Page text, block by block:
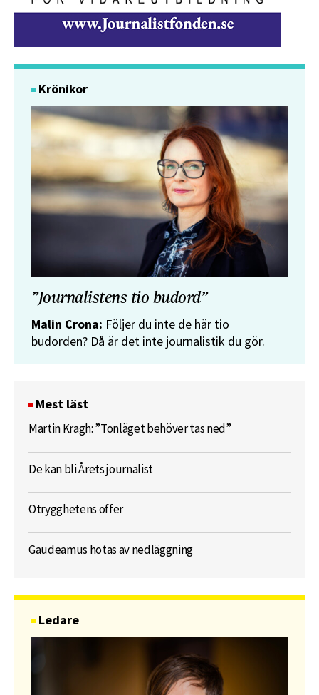
Krönikor
”Journalistens tio budord”
Malin Crona: Följer du inte de här tio
budorden? Då är det inte journalistik du gör.
Mest läst
Martin Kragh: ”Tonläget behöver tas ned”
De kan bli Årets journalist
Otrygghetens offer
Gaudeamus hotas av nedläggning
Ledare